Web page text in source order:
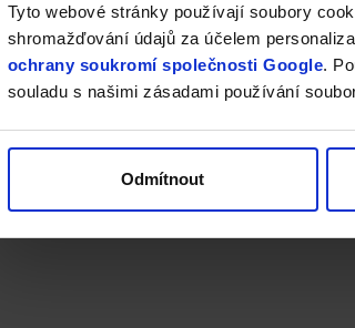
Tyto webové stránky používají soubory
shromažďování údajů za účelem
ochrany soukromí společnosti Google.
souladu s našimi zásadami používání
Odmítnout